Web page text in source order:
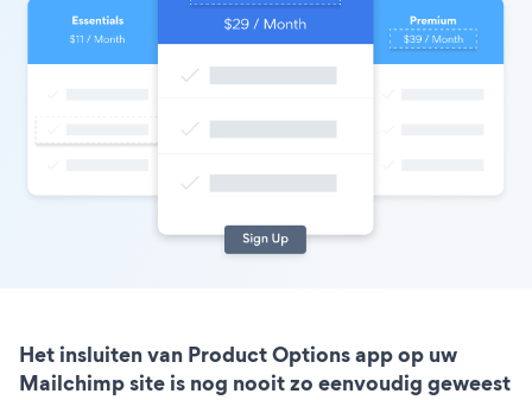
Het insluiten van Product Options app op uw
Mailchimp site is nog nooit zo eenvoudig geweest